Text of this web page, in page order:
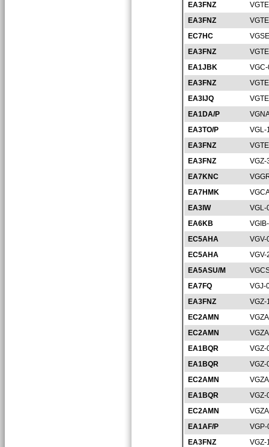
EA3FNZ
EA3FNZ
EC7HC
EA3FNZ
EA1JBK
EA3FNZ
EA3IJQ
EA1DA/P
EA3TO/P
VGL-
EA3FNZ
EA3FNZ
VGZ-
EA7KNC
EA7HMK
EA3IW
VGL-
EA6KB
EC5AHA
VGV-
EC5AHA
VGV-
EA5ASU/M
EA7FQ
VGJ-
EA3FNZ
VGZ-
EC2AMN
EC2AMN
EA1BQR
VGZ-
EA1BQR
VGZ-
EC2AMN
EA1BQR
VGZ-
EC2AMN
EA1AF/P
EA3FNZ
VGZ-